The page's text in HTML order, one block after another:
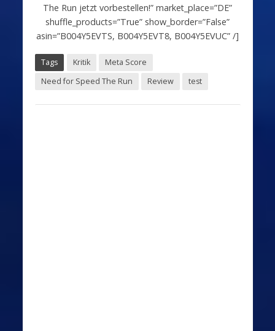
The Run jetzt vorbestellen!” market_place=”DE”
shuffle_products=”True” show_border=”False”
asin=”B004Y5EVTS, B004Y5EVT8, B004Y5EVUC” /]
Tags Kritik
Meta Score
Need for Speed The Run
Review test